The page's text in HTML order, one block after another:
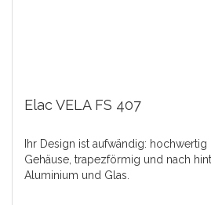
Elac VELA FS 407
Ihr Design ist aufwändig:
Gehäuse, trapezförmig und nach
Aluminium und Glas.